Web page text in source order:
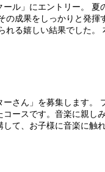
ル」にエントリー。 夏
成果をしっかりと発揮
る嬉しい結果でした。
さん」を募集します。
ースです。音楽に親し
て、お子様に音楽に触